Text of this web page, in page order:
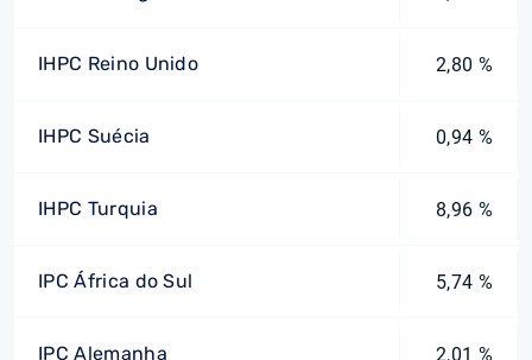
IHPC Reino Unido 2,80 %
IHPC Suécia 0,94 %
IHPC Turquia 8,96 %
IPC África do Sul 5,74 %
IPC Alemanha 2,01 %